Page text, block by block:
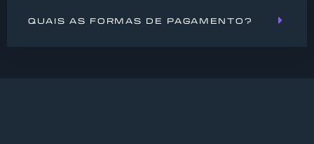
QUAIS AS FORMAS DE PAGAMENTO?